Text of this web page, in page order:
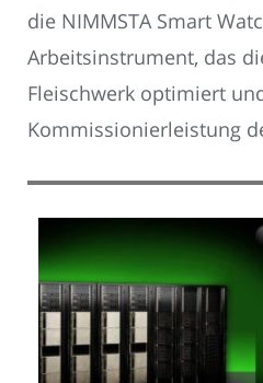
die NIMMSTA Smart
Arbeitsinstrument, das
Fleischwerk optimiert
Kommissionierleistung